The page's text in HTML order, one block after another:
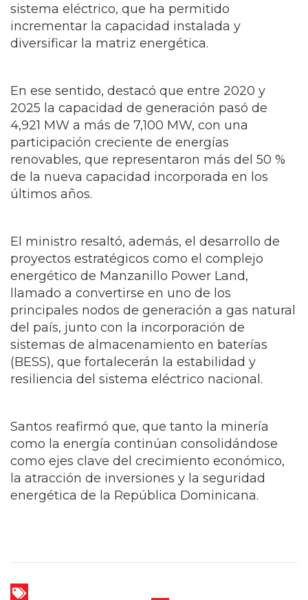
sistema eléctrico, que ha permitido
incrementar la capacidad instalada y
diversificar la matriz energética.
En ese sentido, destacó que entre 2020 y
2025 la capacidad de generación pasó de
4,921 MW a más de 7,100 MW, con una
participación creciente de energías
renovables, que representaron más del 50 %
de la nueva capacidad incorporada en los
últimos años.
El ministro resaltó, además, el desarrollo de
proyectos estratégicos como el complejo
energético de Manzanillo Power Land,
llamado a convertirse en uno de los
principales nodos de generación a gas natural
del país, junto con la incorporación de
sistemas de almacenamiento en baterías
(BESS), que fortalecerán la estabilidad y
resiliencia del sistema eléctrico nacional.
Santos reafirmó que, que tanto la minería
como la energía continúan consolidándose
como ejes clave del crecimiento económico,
la atracción de inversiones y la seguridad
energética de la República Dominicana.